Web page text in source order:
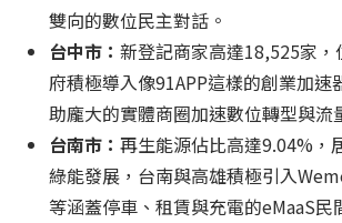
雙向的數位民主對話。
台中市： 新登記商家高達18,525家，
府積極導入像91APP這樣的創業加速
助龐大的實體商圈加速數位轉型與流
台南市： 再生能源佔比高達9.04%，
綠能發展，台南與高雄積極引入
等涵蓋停車、租賃與充電的eMaaS